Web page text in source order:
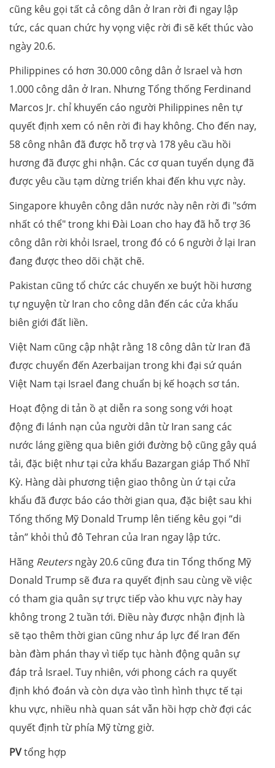
cũng kêu gọi tất cả công dân ở Iran rời đi ngay lập
tức, các quan chức hy vọng việc rời đi sẽ kết thúc vào
ngày 20.6.
Philippines có hơn 30.000 công dân ở Israel và hơn
1.000 công dân ở Iran. Nhưng Tổng thống Ferdinand
Marcos Jr. chỉ khuyến cáo người Philippines nên tự
quyết định xem có nên rời đi hay không. Cho đến nay,
58 công nhân đã được hỗ trợ và 178 yêu cầu hồi
hương đã được ghi nhận. Các cơ quan tuyển dụng đã
được yêu cầu tạm dừng triển khai đến khu vực này.
Singapore khuyên công dân nước này nên rời đi "sớm
nhất có thể" trong khi Đài Loan cho hay đã hỗ trợ 36
công dân rời khỏi Israel, trong đó có 6 người ở lại Iran
đang được theo dõi chặt chẽ.
Pakistan cũng tổ chức các chuyến xe buýt hồi hương
tự nguyện từ Iran cho công dân đến các cửa khẩu
biên giới đất liền.
Việt Nam cũng cập nhật rằng 18 công dân từ Iran đã
được chuyển đến Azerbaijan trong khi đại sứ quán
Việt Nam tại Israel đang chuẩn bị kế hoạch sơ tán.
Hoạt động di tản ồ ạt diễn ra song song với hoạt
động đi lánh nạn của người dân từ Iran sang các
nước láng giềng qua biên giới đường bộ cũng gây quá
tải, đặc biệt như tại cửa khẩu Bazargan giáp Thổ Nhĩ
Kỳ. Hàng dài phương tiện giao thông ùn ứ tại cửa
khẩu đã được báo cáo thời gian qua, đặc biệt sau khi
Tổng thống Mỹ Donald Trump lên tiếng kêu gọi “di
tản” khỏi thủ đô Tehran của Iran ngay lập tức.
Hãng Reutersngày 20.6 cũng đưa tin Tổng thống Mỹ
Donald Trump sẽ đưa ra quyết định sau cùng về việc
có tham gia quân sự trực tiếp vào khu vực này hay
không trong 2 tuần tới. Điều này được nhận định là
sẽ tạo thêm thời gian cũng như áp lực để Iran đến
bàn đàm phán thay vì tiếp tục hành động quân sự
đáp trả Israel. Tuy nhiên, với phong cách ra quyết
định khó đoán và còn dựa vào tình hình thực tế tại
khu vực, nhiều nhà quan sát vẫn hồi hợp chờ đợi các
quyết định từ phía Mỹ từng giờ.
PVtổng hợp